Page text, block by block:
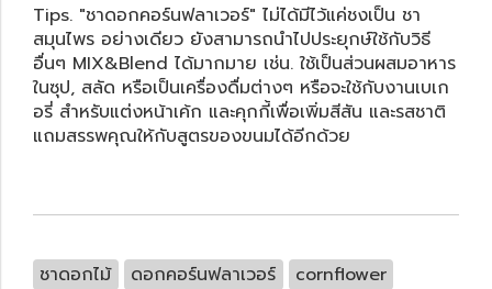
Tips. "ชาดอกคอร์นฟลาเวอร์" ไม่ได้มีไว้แค่ชงเป็น ชา
สมุนไพร อย่างเดียว ยังสามารถนำไปประยุกษ์ใช้กับวิธี
อื่นๆ MIX&Blend ได้มากมาย เช่น. ใช้เป็นส่วนผสมอาหาร
ในซุป, สลัด หรือเป็นเครื่องดื่มต่างๆ หรือจะใช้กับงานเบเก
อรี่ สำหรับแต่งหน้าเค้ก และคุกกี้เพื่อเพิ่มสีสัน และรสชาติ
แถมสรรพคุณให้กับสูตรของขนมได้อีกด้วย
ชาดอกไม้ ดอกคอร์นฟลาเวอร์
cornflower